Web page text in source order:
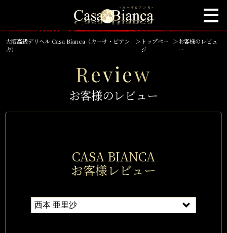
大阪高級デリヘル Casa Bianca（カーサ・ビアン
カ）
＞ トップペー
ジ
＞お客様のレビュ
ー
Review
お客様のレビュー
CASA BIANCA
お客様レビュー